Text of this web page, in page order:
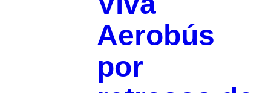
Aerobús
por